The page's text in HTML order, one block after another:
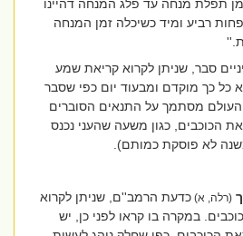
מנחה עד פלג המנחה דהיינו
רביע ומיד כשיכלה זמן המנחה
סבר, שניתן לקרוא קריאת שמע
כך מוקדם ומבעוד יום כפי שסבר
מסתמך על התנאים הסוברים
כגון משעה שהעני נכנס
לא פוסקת כמותם).
א) כדעת הרמב''ם, שניתן לקרוא
במקרה בו קראו לפני כן, יש